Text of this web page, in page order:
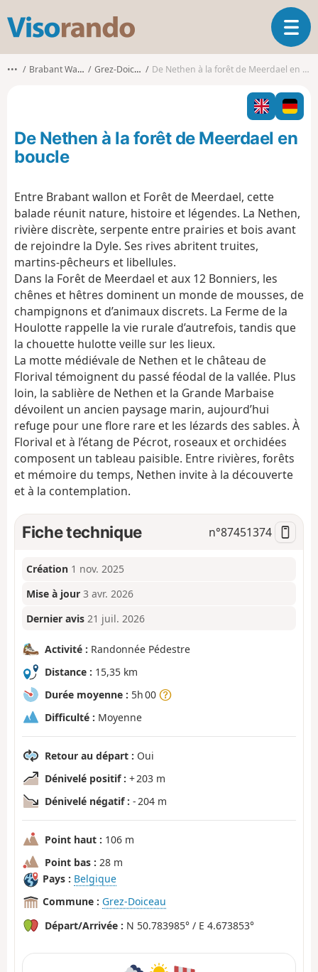
s
o
O
u
i
r
l
a
g
a
n
••• Brabant Wallon Grez-Doiceau De Nethen à la forêt de Meerdael en boucle
De Nethen à la forêt de Meerdael en
boucle
Entre Brabant wallon et Forêt de Meerdael, cette
balade réunit nature, histoire et légendes. La Nethen,
rivière discrète, serpente entre prairies et bois avant
de rejoindre la Dyle. Ses rives abritent truites,
martins-pêcheurs et libellules.
Dans la Forêt de Meerdael et aux 12 Bonniers, les
chênes et hêtres dominent un monde de mousses, de
champignons et d’animaux discrets. La Ferme de la
Houlotte rappelle la vie rurale d’autrefois, tandis que
la chouette hulotte veille sur les lieux.
La motte médiévale de Nethen et le château de
Florival témoignent du passé féodal de la vallée. Plus
loin, la sablière de Nethen et la Grande Marbaise
dévoilent un ancien paysage marin, aujourd’hui
refuge pour une flore rare et les lézards des sables. À
Florival et à l’étang de Pécrot, roseaux et orchidées
composent un tableau paisible. Entre rivières, forêts
et mémoire du temps, Nethen invite à la découverte
et à la contemplation.
Fiche technique n°87451374
Création 1 nov. 2025
Mise à jour 3 avr. 2026
Dernier avis 21 juil. 2026
Activité : Randonnée Pédestre
Distance : 15,35 km
Durée moyenne : 5h 00
Difficulté : Moyenne
Retour au départ : Oui
Dénivelé positif : + 203 m
Dénivelé négatif : - 204 m
Point haut : 106 m
Point bas : 28 m
Pays : Belgique
Commune : Grez-Doiceau
Départ/Arrivée : N 50.783985° / E 4.673853°